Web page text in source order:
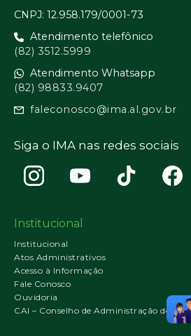
CNPJ: 12.958.179/0001-73
Atendimento telefônico
(82) 3512.5999
Atendimento Whatsapp
(82) 98833.9407
faleconosco@ima.al.gov.br
Siga o IMA nas redes sociais
Institucional
Institucional
Atos Administrativos
Acesso à Informação
Fale Conosco
Ouvidoria
CAI – Conselho de Administração do IMA